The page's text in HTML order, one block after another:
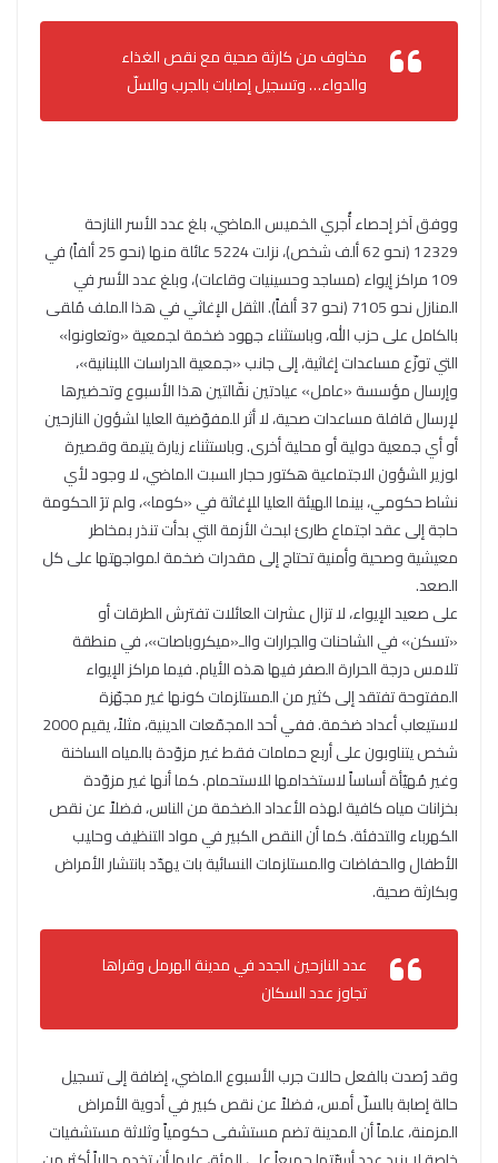
مخاوف من كارثة صحية مع نقص الغذاء
والدواء… وتسجيل إصابات بالجرب والسلّ
ووفق آخر إحصاء أُجري الخميس الماضي، بلغ عدد الأسر النازحة
12329 (نحو 62 ألف شخص)، نزلت 5224 عائلة منها (نحو 25 ألفاً) في
109 مراكز إيواء (مساجد وحسينيات وقاعات)، وبلغ عدد الأسر في
المنازل نحو 7105 (نحو 37 ألفاً). الثقل الإغاثي في هذا الملف مُلقى
بالكامل على حزب الله، وباستثناء جهود ضخمة لجمعية «وتعاونوا»
التي توزّع مساعدات إغاثية، إلى جانب «جمعية الدراسات اللبنانية»،
وإرسال مؤسسة «عامل» عيادتين نقّالتين هذا الأسبوع وتحضيرها
لإرسال قافلة مساعدات صحية، لا أثر للمفوّضية العليا لشؤون النازحين
أو أي جمعية دولية أو محلية أخرى. وباستثناء زيارة يتيمة وقصيرة
لوزير الشؤون الاجتماعية هكتور حجار السبت الماضي، لا وجود لأي
نشاط حكومي، بينما الهيئة العليا للإغاثة في «كوما»، ولم ترَ الحكومة
حاجة إلى عقد اجتماع طارئ لبحث الأزمة التي بدأت تنذر بمخاطر
معيشية وصحية وأمنية تحتاج إلى مقدرات ضخمة لمواجهتها على كل
الصعد.
على صعيد الإيواء، لا تزال عشرات العائلات تفترش الطرقات أو
«تسكن» في الشاحنات والجرارات والـ«ميكروباصات»، في منطقة
تلامس درجة الحرارة الصفر فيها هذه الأيام. فيما مراكز الإيواء
المفتوحة تفتقد إلى كثير من المستلزمات كونها غير مجهّزة
لاستيعاب أعداد ضخمة. ففي أحد المجمّعات الدينية، مثلاً، يقيم 2000
شخص يتناوبون على أربع حمامات فقط غير مزوّدة بالمياه الساخنة
وغير مُهيّأة أساساً لاستخدامها للاستحمام. كما أنها غير مزوّدة
بخزانات مياه كافية لهذه الأعداد الضخمة من الناس، فضلاً عن نقص
الكهرباء والتدفئة. كما أن النقص الكبير في مواد التنظيف وحليب
الأطفال والحفاضات والمستلزمات النسائية بات يهدّد بانتشار الأمراض
وبكارثة صحية.
عدد النازحين الجدد في مدينة الهرمل وقراها
تجاوز عدد السكان
وقد رُصدت بالفعل حالات جرب الأسبوع الماضي، إضافة إلى تسجيل
حالة إصابة بالسلّ أمس، فضلاً عن نقص كبير في أدوية الأمراض
المزمنة، علماً أن المدينة تضم مستشفى حكومياً وثلاثة مستشفيات